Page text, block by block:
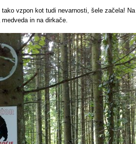
tako vzpon kot tudi nevarnosti, šele začela! Na
in na dirkače.